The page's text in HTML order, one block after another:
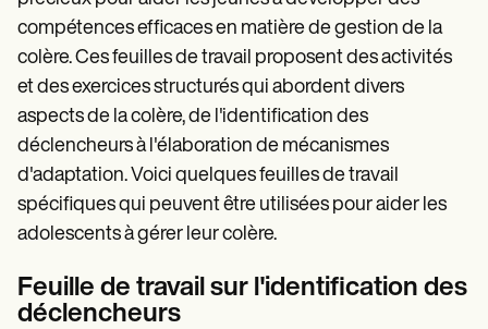
compétences efficaces en matière de gestion de la
colère. Ces feuilles de travail proposent des activités
et des exercices structurés qui abordent divers
aspects de la colère, de l'identification des
déclencheurs à l'élaboration de mécanismes
d'adaptation. Voici quelques feuilles de travail
spécifiques qui peuvent être utilisées pour aider les
adolescents à gérer leur colère.
Feuille de travail sur l'identification des
déclencheurs